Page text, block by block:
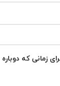
زمانی که